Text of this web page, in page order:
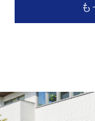
2026.07.23
も